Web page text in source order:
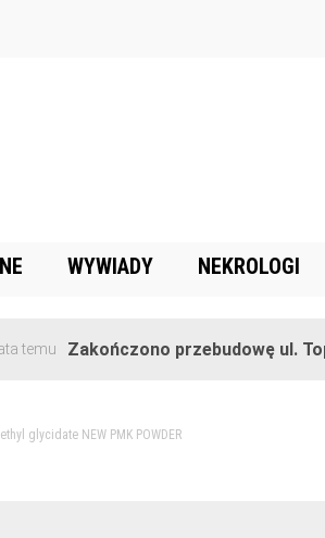
WYWIADY NEKROLOGI
Zakończono przebudowę ul.
glycidate NEW PMK POWDER